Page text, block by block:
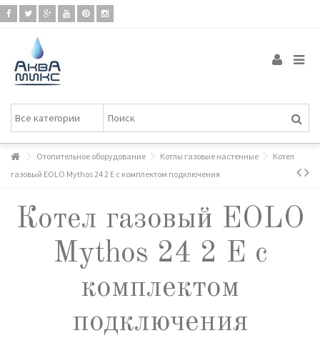
Отопительное оборудование Котлы газовые настенные
Котел
газовый EOLO Mythos 24 2 E с комплектом подключения
Котел газовый EOLO
Mythos 24 2 E с
комплектом
подключения